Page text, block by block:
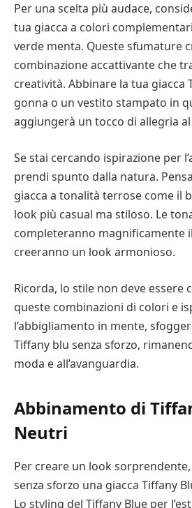
Per una scelta più audace,
tua giacca a colori
verde menta. Queste sfumature
combinazione accattivante che
creatività. Abbinare la tua giacca
gonna o un vestito stampato in
aggiungerà un tocco di allegria
Se stai cercando ispirazione per
prendi spunto dalla natura.
giacca a tonalità terrose come il
look più casual ma stiloso. Le
completeranno magnificamente
creeranno un look armonioso.
Ricorda, lo stile non deve essere
queste combinazioni di colori e
l’abbigliamento in mente,
Tiffany blu senza sforzo,
moda e all’avanguardia.
Abbinamento di
Neutri
Per creare un look
senza sforzo una giacca Tiffany
Lo styling del Tiffany Blue per